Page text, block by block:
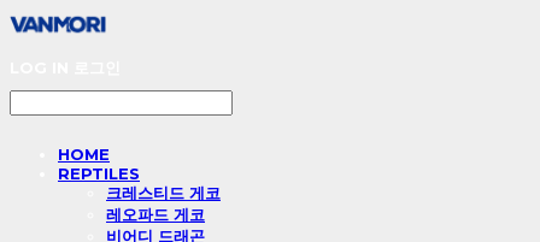
HOME
REPTILES
크레스티드 게코
레오파드 게코
비어디 드래곤